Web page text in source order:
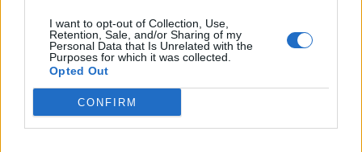
I want to opt-out of Collection, Use,
Retention, Sale, and/or Sharing of my
Personal Data that Is Unrelated with the
Purposes for which it was collected.
Opted Out
CONFIRM